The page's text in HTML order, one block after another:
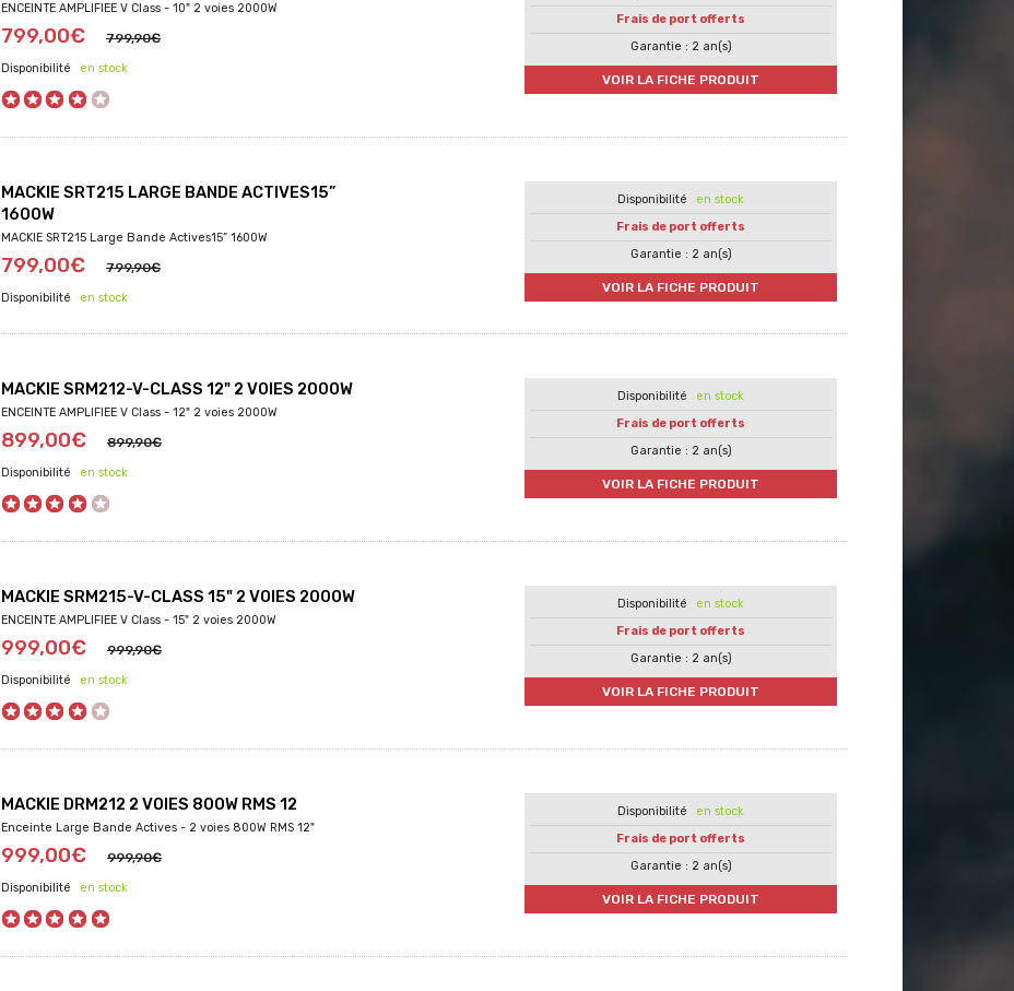
ENCEINTE AMPLIFIEE V Class - 10" 2 voies 2000W
799,00€ 799,90€
en stock
Frais de port offerts
Garantie : 2 an(s)
VOIR LA FICHE PRODUIT
MACKIE SRT215 LARGE BANDE ACTIVES15”
1600W
MACKIE SRT215 Large Bande Actives15” 1600W
799,00€ 799,90€
en stock
en stock
Frais de port offerts
Garantie : 2 an(s)
VOIR LA FICHE PRODUIT
MACKIE SRM212-V-CLASS 12" 2 VOIES 2000W
ENCEINTE AMPLIFIEE V Class - 12" 2 voies 2000W
899,00€ 899,90€
en stock
en stock
Frais de port offerts
Garantie : 2 an(s)
VOIR LA FICHE PRODUIT
MACKIE SRM215-V-CLASS 15" 2 VOIES 2000W
ENCEINTE AMPLIFIEE V Class - 15" 2 voies 2000W
999,00€ 999,90€
en stock
en stock
Frais de port offerts
Garantie : 2 an(s)
VOIR LA FICHE PRODUIT
MACKIE DRM212 2 VOIES 800W RMS 12
Enceinte Large Bande Actives - 2 voies 800W RMS 12"
999,00€ 999,90€
en stock
en stock
Frais de port offerts
Garantie : 2 an(s)
VOIR LA FICHE PRODUIT